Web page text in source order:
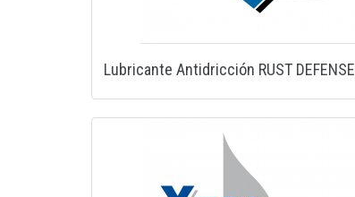
Lubricante Antidricción RUST DEFENSE